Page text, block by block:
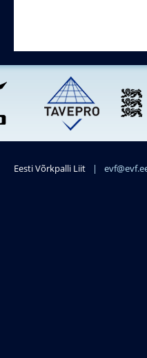
Eesti Võrkpalli Liit |